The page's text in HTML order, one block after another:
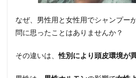
頭皮
のべ
たつ
2.2
なぜ、男性用と女性用でシャンプー
問に思ったことはありませんか？
その違いは、性別により頭皮環境が